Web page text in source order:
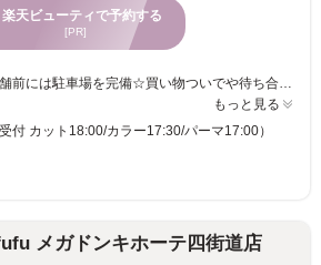
楽天ビューティで予約する
[PR]
イオンタウン目の前☆店舗前には駐車場を完備☆買い物ついでや待ち合わせ時間に、気軽にお越しください♪大人の上質な空間で、リラックスしながら美容タイムをお楽しみいただけます♪ 洗練された高度な技術、ヘアサロンならではのハイクオリティな施術、夢心地なシャンプー台など、“美容室クラフト”ではお客様にお届けする一つ一つのものにこだわっています。オススメの5ステップ・3ステップトリートメント「グローバルミルボン」やトレンドの「イルミナカラー」、「キュアストレート」・・・“なりたい理想のスタイル”を叶えるため、豊富なメニューもご用意しています！髪質やライフスタイルに合わせて施術するので、髪の悩みなどもぜひご相談ください♪ また、店内にはキッズスペースも完備しています！！保育士も常駐しているので、お子様と一緒にご来店いただけます☆居心地のいい空間で、皆様のキレイをサポートします！ご来店お待ちしております♪
もっと見る
付 カット18:00/カラー17:30/パーマ17:00）
メガドンキホーテ四街道店